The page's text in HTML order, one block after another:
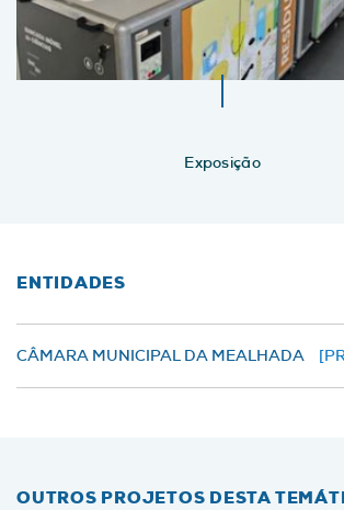
Exposição
ENTIDADES
CÂMARA MUNICIPAL DA MEALHADA
OUTROS PROJETOS DESTA